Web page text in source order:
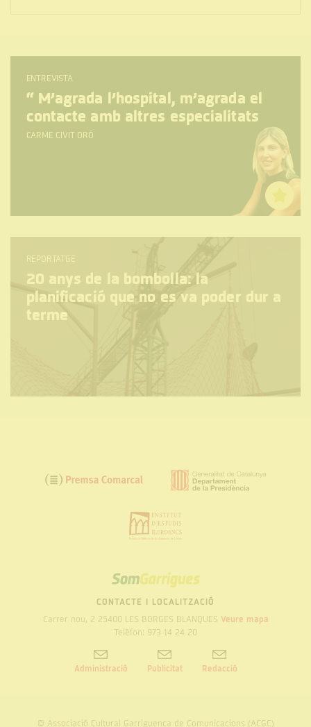
ENTREVISTA
“ M’agrada l’hospital, m’agrada el
contacte amb altres especialitats
CARME CIVIT ORÓ
REPORTATGE
20 anys de la bombolla: la
planificació que no es va poder dur a
terme
SOM
GARRIGUES
CONTACTE I LOCALITZACIÓ
Carrer nou, 2 25400 LES BORGES BLANQUES Veure mapa
Telèfon: 973 14 24 20
Administració Publicitat Redacció
© Associació Cultural Garriguenca de Comunicacions (ACGC)